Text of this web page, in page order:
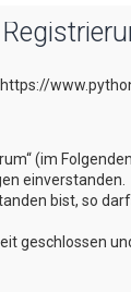
(im
einverstanden.
bist, so
geschlossen